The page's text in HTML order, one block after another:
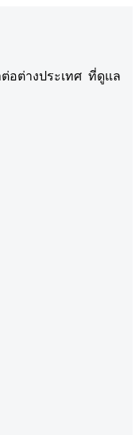
อต่างประเทศ ที่ดูแล